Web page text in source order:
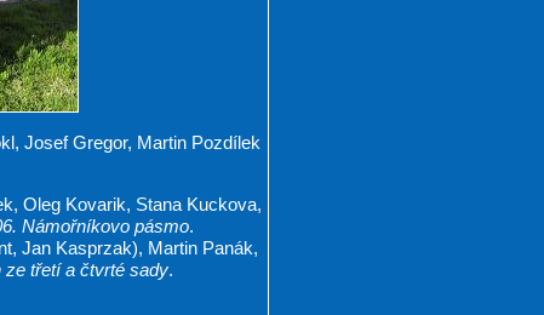
Josef Gregor, Martin Pozdílek
Oleg Kovarik, Stana Kuckova,
Námořníkovo pásmo.
Jan Kasprzak), Martin Panák,
třetí a čtvrté sady.